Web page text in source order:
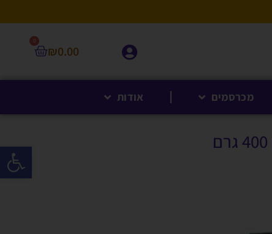
פתח
₪0.00
0
מכרסמים אודות